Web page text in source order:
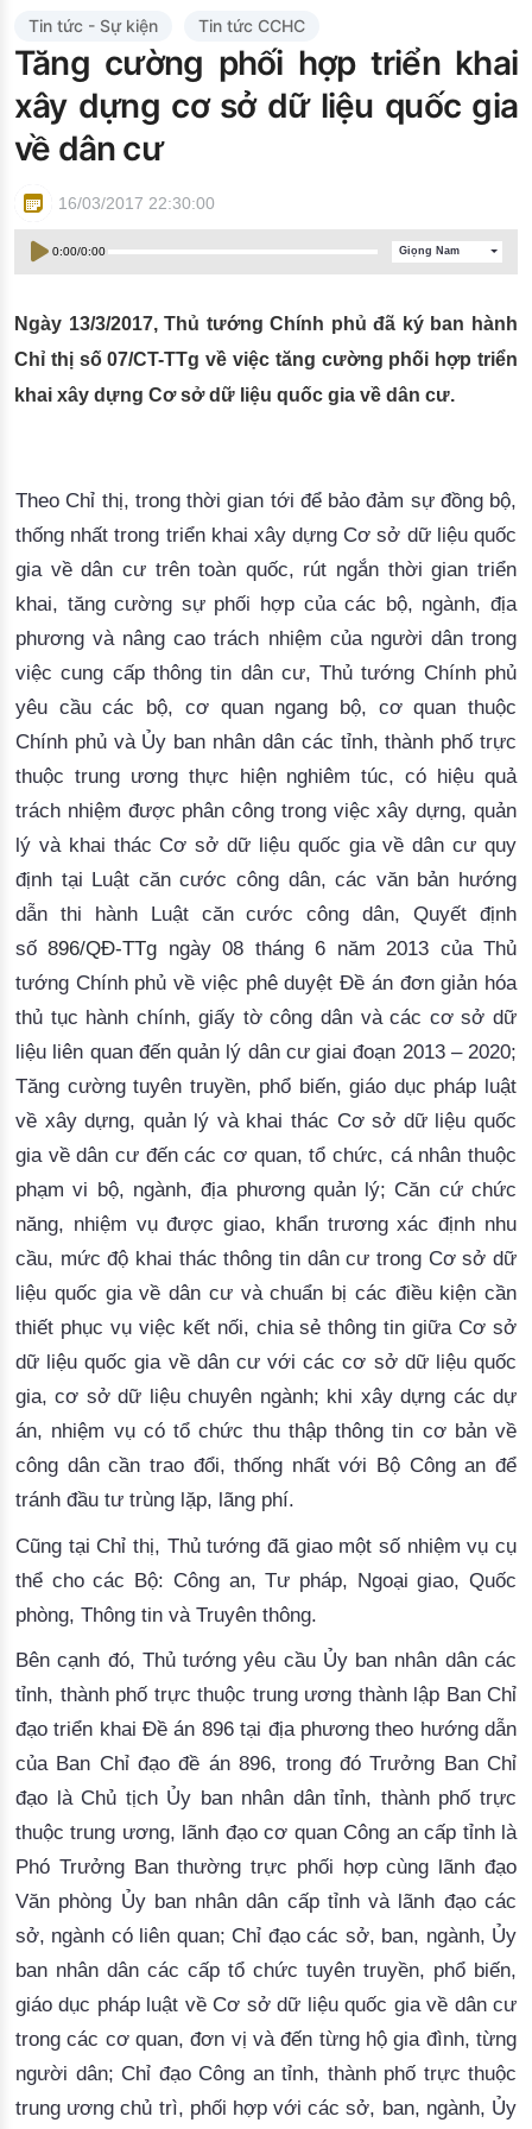
Đào tạo ISO
Tin tức - Sự kiện Tin tức CCHC
Tăng cường phối hợp triển khai
xây dựng cơ sở dữ liệu quốc gia
về dân cư
16/03/2017 22:30:00
0:00/0:00 Giọng Nam
Ngày 13/3/2017, Thủ tướng Chính phủ đã ký ban hành
Chỉ thị số 07/CT-TTg về việc tăng cường phối hợp triển
khai xây dựng Cơ sở dữ liệu quốc gia về dân cư.
Theo Chỉ thị, trong thời gian tới để bảo đảm sự đồng bộ,
thống nhất trong triển khai xây dựng Cơ sở dữ liệu quốc
gia về dân cư trên toàn quốc, rút ngắn thời gian triển
khai, tăng cường sự phối hợp của các bộ, ngành, địa
phương và nâng cao trách nhiệm của người dân trong
việc cung cấp thông tin dân cư, Thủ tướng Chính phủ
yêu cầu các bộ, cơ quan ngang bộ, cơ quan thuộc
Chính phủ và Ủy ban nhân dân các tỉnh, thành phố trực
thuộc trung ương thực hiện nghiêm túc, có hiệu quả
trách nhiệm được phân công trong việc xây dựng, quản
lý và khai thác Cơ sở dữ liệu quốc gia về dân cư quy
định tại Luật căn cước công dân, các văn bản hướng
dẫn thi hành Luật căn cước công dân, Quyết định
số 896/QĐ-TTg ngày 08 tháng 6 năm 2013 của Thủ
tướng Chính phủ về việc phê duyệt Đề án đơn giản hóa
thủ tục hành chính, giấy tờ công dân và các cơ sở dữ
liệu liên quan đến quản lý dân cư giai đoạn 2013 – 2020;
Tăng cường tuyên truyền, phổ biến, giáo dục pháp luật
về xây dựng, quản lý và khai thác Cơ sở dữ liệu quốc
gia về dân cư đến các cơ quan, tổ chức, cá nhân thuộc
phạm vi bộ, ngành, địa phương quản lý; Căn cứ chức
năng, nhiệm vụ được giao, khẩn trương xác định nhu
cầu, mức độ khai thác thông tin dân cư trong Cơ sở dữ
liệu quốc gia về dân cư và chuẩn bị các điều kiện cần
thiết phục vụ việc kết nối, chia sẻ thông tin giữa Cơ sở
dữ liệu quốc gia về dân cư với các cơ sở dữ liệu quốc
gia, cơ sở dữ liệu chuyên ngành; khi xây dựng các dự
án, nhiệm vụ có tổ chức thu thập thông tin cơ bản về
công dân cần trao đổi, thống nhất với Bộ Công an để
tránh đầu tư trùng lặp, lãng phí.
Cũng tại Chỉ thị, Thủ tướng đã giao một số nhiệm vụ cụ
thể cho các Bộ: Công an, Tư pháp, Ngoại giao, Quốc
phòng, Thông tin và Truyên thông.
Bên cạnh đó, Thủ tướng yêu cầu Ủy ban nhân dân các
tỉnh, thành phố trực thuộc trung ương thành lập Ban Chỉ
đạo triển khai Đề án 896 tại địa phương theo hướng dẫn
của Ban Chỉ đạo đề án 896, trong đó Trưởng Ban Chỉ
đạo là Chủ tịch Ủy ban nhân dân tỉnh, thành phố trực
thuộc trung ương, lãnh đạo cơ quan Công an cấp tỉnh là
Phó Trưởng Ban thường trực phối hợp cùng lãnh đạo
Văn phòng Ủy ban nhân dân cấp tỉnh và lãnh đạo các
sở, ngành có liên quan; Chỉ đạo các sở, ban, ngành, Ủy
ban nhân dân các cấp tổ chức tuyên truyền, phổ biến,
giáo dục pháp luật về Cơ sở dữ liệu quốc gia về dân cư
trong các cơ quan, đơn vị và đến từng hộ gia đình, từng
người dân; Chỉ đạo Công an tỉnh, thành phố trực thuộc
trung ương chủ trì, phối hợp với các sở, ban, ngành, Ủy